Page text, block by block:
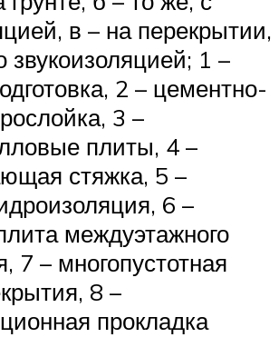
в – на перекрытии,
звукоизоляцией; 1 –
2 – цементно-
3 –
плиты, 4 –
стяжка, 5 –
6 –
междуэтажного
7 – многопустотная
8 –
прокладка